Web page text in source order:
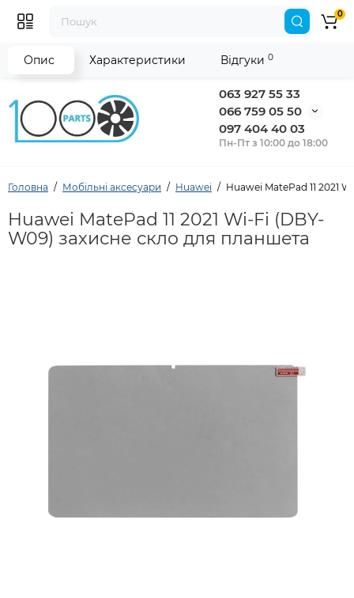
063 927 55 33
066 759 05 50
097 404 40 03
Пн-Пт з 10:00 до 18:00
0
Головна Мобільні аксесуари Huawei Huawei MatePad 11 2021
Huawei MatePad 11 2021 Wi-Fi (DBY-
W09) захисне скло для планшета
Опис Характеристики Відгуки 0